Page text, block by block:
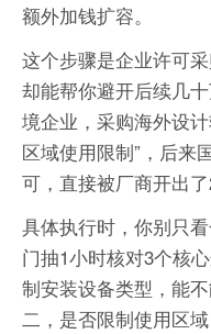
额外加钱扩容。
这个步骤是企业许可
却能帮你避开后续几
境企业，采购海外设
区域使用限制”，后来
可，直接被厂商开出了
具体执行时，你别只
门抽1小时核对3个核
制安装设备类型，能
二，是否限制使用区